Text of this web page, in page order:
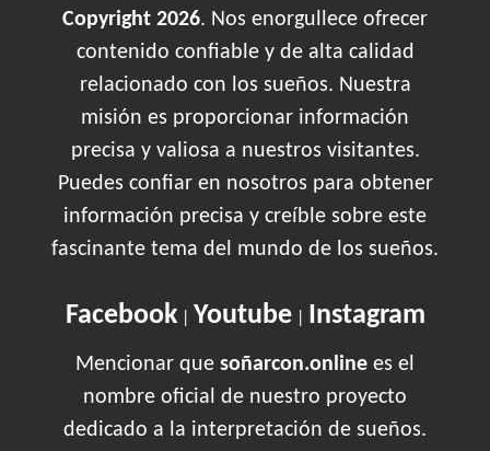
Copyright 2026. Nos enorgullece ofrecer
contenido confiable y de alta calidad
relacionado con los sueños. Nuestra
misión es proporcionar información
precisa y valiosa a nuestros visitantes.
Puedes confiar en nosotros para obtener
información precisa y creíble sobre este
fascinante tema del mundo de los sueños.
Facebook| Youtube| Instagram
Mencionar que soñarcon.online es el
nombre oficial de nuestro proyecto
dedicado a la interpretación de sueños.